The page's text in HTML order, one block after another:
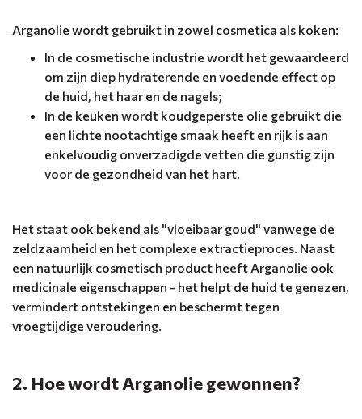
Arganolie wordt gebruikt in zowel cosmetica als koken:
In de cosmetische industrie wordt het gewaardeerd
om zijn diep hydraterende en voedende effect op
de huid, het haar en de nagels;
In de keuken wordt koudgeperste olie gebruikt die
een lichte nootachtige smaak heeft en rijk is aan
enkelvoudig onverzadigde vetten die gunstig zijn
voor de gezondheid van het hart.
Het staat ook bekend als "vloeibaar goud" vanwege de
zeldzaamheid en het complexe extractieproces. Naast
een natuurlijk cosmetisch product heeft Arganolie ook
medicinale eigenschappen - het helpt de huid te genezen,
vermindert ontstekingen en beschermt tegen
vroegtijdige veroudering.
2. Hoe wordt Arganolie gewonnen?